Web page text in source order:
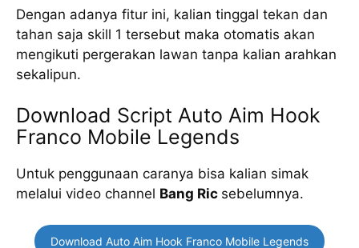
Dengan adanya fitur ini, kalian tinggal tekan dan
tahan saja skill 1 tersebut maka otomatis akan
mengikuti pergerakan lawan tanpa kalian arahkan
sekalipun.
Download Script Auto Aim Hook
Franco Mobile Legends
Untuk penggunaan caranya bisa kalian simak
melalui video channel Bang Ric sebelumnya.
Download Auto Aim Hook Franco Mobile Legends